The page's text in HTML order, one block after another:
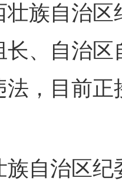
壮族自治
长、自治
法，目前
自治区纪
今